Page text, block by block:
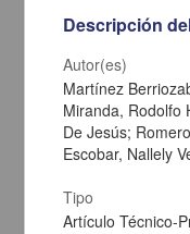
Carta de José María
Maytorena, José María
[sin fecha]
Descripción
Autor(es)
Martínez
Miranda, Rodolfo
De Jesús;
Escobar, Nallely
Tipo
Artículo Técnico-